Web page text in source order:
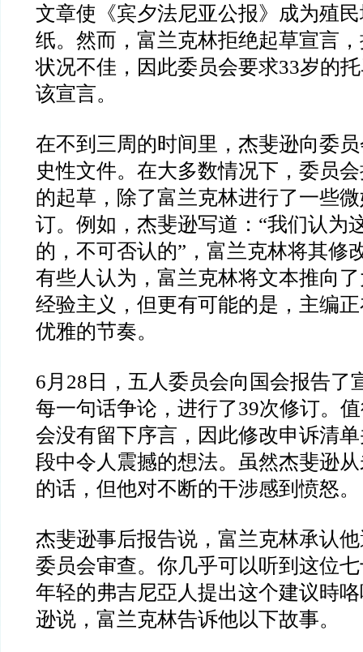
文章使《宾夕法尼亚公报》成为殖
纸。然而，富兰克林拒绝起草宣言
状况不佳，因此委员会要求33岁的
该宣言。
在不到三周的时间里，杰斐逊向委
史性文件。在大多数情况下，委员
的起草，除了富兰克林进行了一些
订。例如，杰斐逊写道：“我们认为
的，不可否认的”，富兰克林将其修
有些人认为，富兰克林将文本推向
经验主义，但更有可能的是，主编
优雅的节奏。
6月28日，五人委员会向国会报告了
每一句话争论，进行了39次修订。
会没有留下序言，因此修改申诉清
段中令人震撼的想法。虽然杰斐逊
的话，但他对不断的干涉感到愤怒。
杰斐逊事后报告说，富兰克林承认
委员会审查。你几乎可以听到这位
年轻的弗吉尼亞人提出这个建议時
逊说，富兰克林告诉他以下故事。